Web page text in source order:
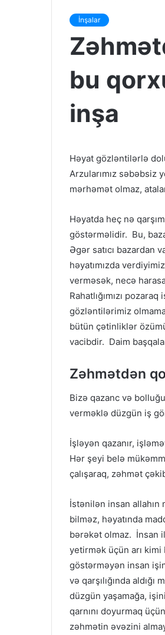
İnşalar
bu
inşa
Həyat gözləntilərlə
Arzularımız səbəbsiz
mərhəmət olmaz,
Həyatda heç nə
göstərməlidir. Bu,
Əgər satıcı bazardan
həyatımızda
verməsək, necə
Rahatlığımızı
gözləntilərimiz
bütün çətinliklər
vacibdir. Daim
Zəhmətdən
Bizə qazanc və
verməklə düzgün iş
İşləyən qazanır,
Hər şeyi belə
çalışaraq, zəhmət
İstənilən insan
bilməz, həyatında
bərəkət olmaz. İnsan
yetirmək üçün arı
göstərməyən insan
və qarşılığında
düzgün yaşamağa,
qarnını doyurmaq
zəhmətin əvəzini